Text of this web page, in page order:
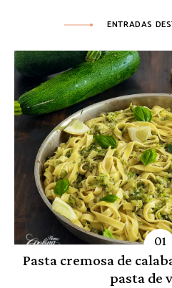
ENTRADAS
Pasta cremosa de
pasta de